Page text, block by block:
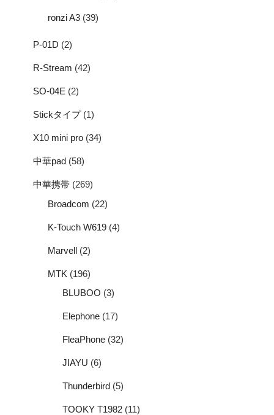
ronzi A3 (39)
P-01D (2)
R-Stream (42)
SO-04E (2)
Stickタイプ(1)
X10 mini pro (34)
中華pad (58)
中華携帯 (269)
Broadcom (22)
K-Touch W619 (4)
Marvell (2)
MTK (196)
BLUBOO (3)
Elephone (17)
FleaPhone (32)
JIAYU (6)
Thunderbird (5)
TOOKY T1982 (11)